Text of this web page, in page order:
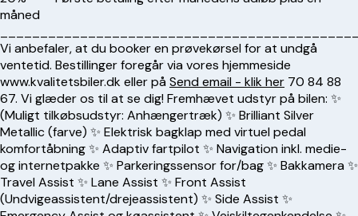
måned
Vi anbefaler, at du booker en prøvekørsel for at undgå
ventetid. Bestillinger foregår via vores hjemmeside
www.kvalitetsbiler.dk eller påSend email - klik her 70 84 88
67. Vi glæder os til at se dig! Fremhævet udstyr på bilen: ✨
(Muligt tilkøbsudstyr: Anhængertræk) ✨ Brilliant Silver
Metallic (farve) ✨ Elektrisk bagklap med virtuel pedal
komfortåbning ✨ Adaptiv fartpilot ✨ Navigation inkl. medie-
og internetpakke ✨ Parkeringssensor for/bag ✨ Bakkamera ✨
Travel Assist ✨ Lane Assist ✨ Front Assist
(Undvigeassistent/drejeassistent) ✨ Side Assist ✨